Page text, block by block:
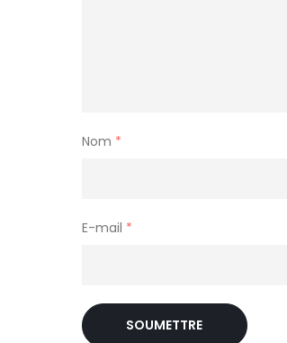
Nom *
E-mail *